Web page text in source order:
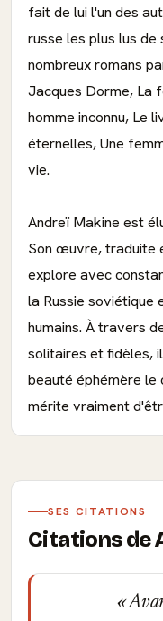
fait de lui l'un des
russe les plus lus de
nombreux romans
Jacques Dorme, La
homme inconnu, Le
éternelles, Une
vie.
Andreï Makine est
Son œuvre, traduite
explore avec
la Russie soviétique
humains. À travers
solitaires et fidèles,
beauté éphémère le
mérite vraiment
SES CITATIONS
Citations de